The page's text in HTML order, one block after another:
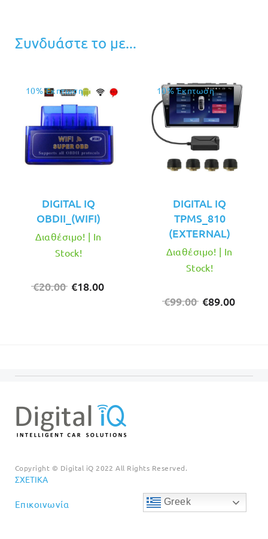
Συνδυάστε το με...
10% Έκπτωση
DIGITAL IQ
OBDII_(WIFI)
€20.00 Original
€18.00
Διαθέσιμο! | In
Stock!
10% Έκπτωση
DIGITAL IQ
TPMS_810
(EXTERNAL)
€99.00 Original
€89.00
Διαθέσιμο! | In
Stock!
Copyright © Digital iQ 2022 All Rights Reserved.
ΣΧΕΤΙΚΆ
Επικοινωνία Greek